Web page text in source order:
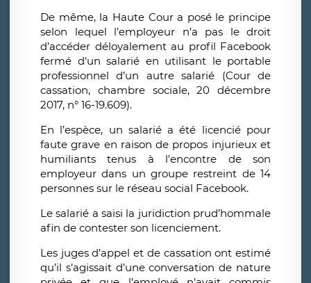
De même, la Haute Cour a posé le principe
selon lequel l’employeur n’a pas le droit
d’accéder déloyalement au profil Facebook
fermé d’un salarié en utilisant le portable
professionnel d’un autre salarié (Cour de
cassation, chambre sociale, 20 décembre
2017, n° 16-19.609).
En l’espèce, un salarié a été licencié pour
faute grave en raison de propos injurieux et
humiliants tenus à l’encontre de son
employeur dans un groupe restreint de 14
personnes sur le réseau social Facebook.
Le salarié a saisi la juridiction prud’hommale
afin de contester son licenciement.
Les juges d’appel et de cassation ont estimé
qu’il s’agissait d’une conversation de nature